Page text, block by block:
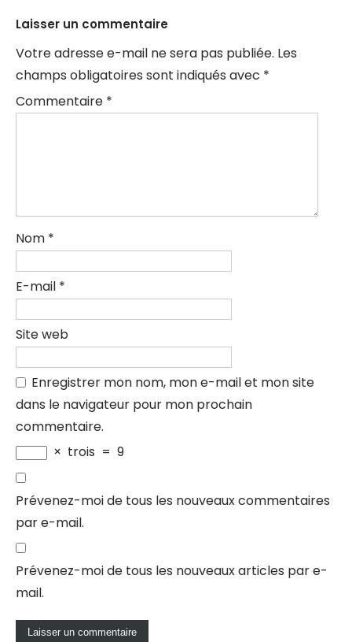
Laisser un commentaire
Votre adresse e-mail ne sera pas publiée. Les
champs obligatoires sont indiqués avec *
Commentaire *
Nom *
E-mail *
Site web
Enregistrer mon nom, mon e-mail et mon site
dans le navigateur pour mon prochain
commentaire.
× trois = 9
Prévenez-moi de tous les nouveaux commentaires
par e-mail.
Prévenez-moi de tous les nouveaux articles par e-
mail.